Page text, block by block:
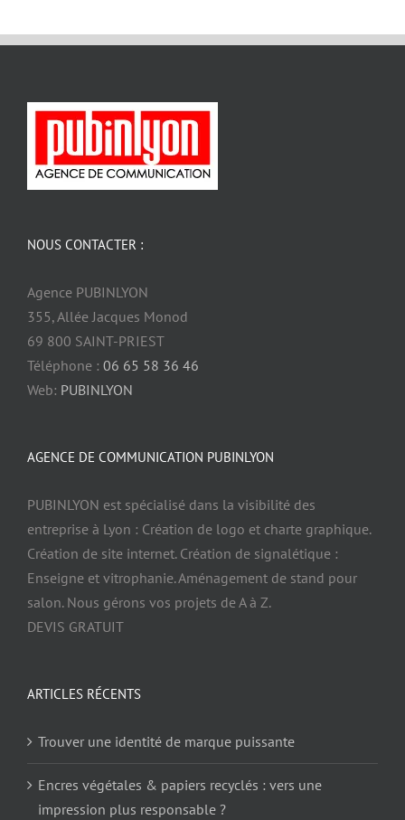
NOUS CONTACTER :
Agence PUBINLYON
355, Allée Jacques Monod
69 800 SAINT-PRIEST
Téléphone : 06 65 58 36 46
Web: PUBINLYON
AGENCE DE COMMUNICATION PUBINLYON
PUBINLYON est spécialisé dans la visibilité des
entreprise à Lyon : Création de logo et charte graphique.
Création de site internet. Création de signalétique :
Enseigne et vitrophanie. Aménagement de stand pour
salon. Nous gérons vos projets de A à Z.
DEVIS GRATUIT
ARTICLES RÉCENTS
Trouver une identité de marque puissante
Encres végétales & papiers recyclés : vers une
impression plus responsable ?